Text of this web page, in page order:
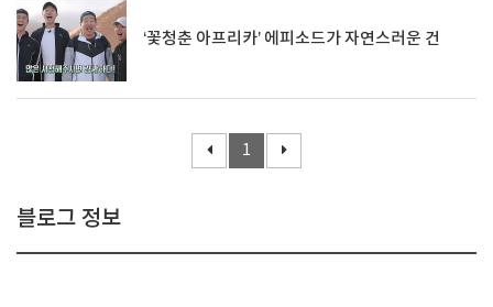
‘꽃청춘 아프리카’ 에피소드가 자연스러운 건
1
블로그 정보